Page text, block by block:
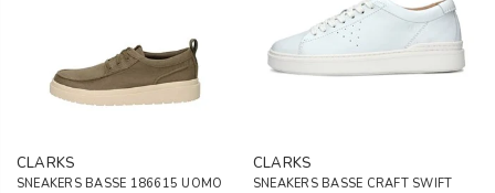
CLARKS
SNEAKERS BASSE 186615 UOMO
CLARKS
SNEAKERS BASSE CRAFT SWIFT